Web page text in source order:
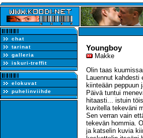
chat
tarinat
galleria
iskuri-treffit
elokuvat
puhelinviihde
Youngboy
Makke
Olin taas
Lauennut kahdesti
kiinteään peppuun
Päivä tuntui
hitaasti... istuin
kuvitella tekeväni
Sen verran vain
tekevän hommia.
ja katselin kuvia